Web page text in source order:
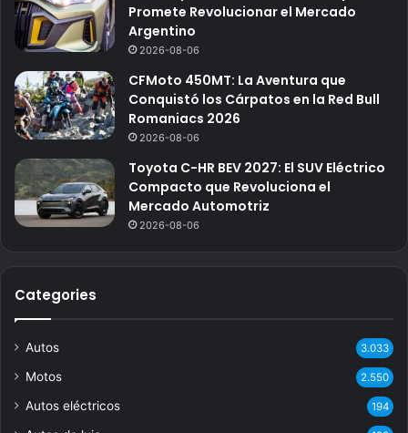
Promete Revolucionar el Mercado
Argentino
2026-08-06
CFMoto 450MT: La Aventura que
Conquistó los Cárpatos en la Red Bull
Romaniacs 2026
2026-08-06
Toyota C-HR BEV 2027: El SUV Eléctrico
Compacto que Revoluciona el
Mercado Automotriz
2026-08-06
Categories
Autos 3.033
Motos 2.550
Autos eléctricos 194